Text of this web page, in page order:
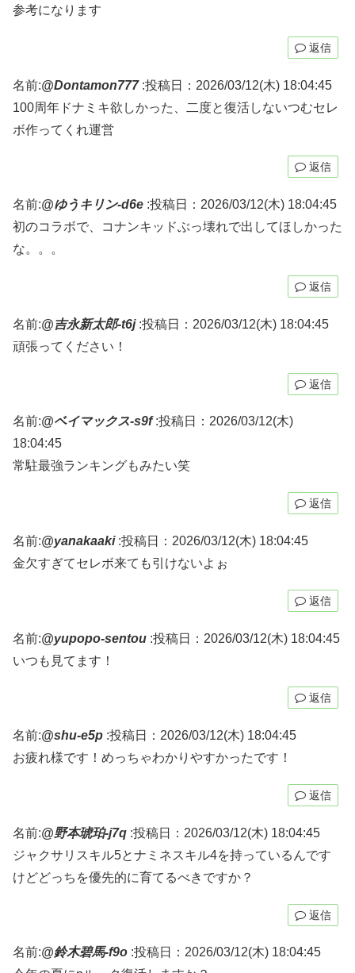
参考になります
返信
名前:@Dontamon777:投稿日：2026/03/12(木) 18:04:45
100周年ドナミキ欲しかった、二度と復活しないつむセレ
ボ作ってくれ運営
返信
名前:@ゆうキリン-d6e :投稿日：2026/03/12(木) 18:04:45
初のコラボで、コナンキッドぶっ壊れで出してほしかった
な。。。
返信
名前:@吉永新太郎-t6j:投稿日：2026/03/12(木) 18:04:45
頑張ってください！
返信
名前:@ベイマックス-s9f:投稿日：2026/03/12(木)
18:04:45
常駐最強ランキングもみたい笑
返信
名前:@yanakaaki:投稿日：2026/03/12(木) 18:04:45
金欠すぎてセレボ来ても引けないよぉ
返信
名前:@yupopo-sentou :投稿日：2026/03/12(木) 18:04:45
いつも見てます！
返信
名前:@shu-e5p :投稿日：2026/03/12(木) 18:04:45
お疲れ様です！めっちゃわかりやすかったです！
返信
名前:@野本琥珀-j7q :投稿日：2026/03/12(木) 18:04:45
ジャクサリスキル5とナミネスキル4を持っているんです
けどどっちを優先的に育てるべきですか？
返信
名前:@鈴木碧馬-f9o :投稿日：2026/03/12(木) 18:04:45